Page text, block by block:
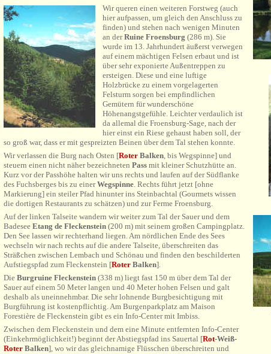
Wir queren einen weiteren Forstweg (auch
hier aufpassen, um gleich den Anschluss zu
finden) und stehen nach wenigen Minuten
an derRuine Froensburg (286 m). Sie
wurde im 13. Jahrhundert äußerst verwegen
auf einem mächtigen Felsen erbaut und ist
über sehr exponierte Außentreppen zu
ersteigen. Diese und eine luftige
Holzbrücke zu einem vorgelagerten
Felsturm sorgen bei empfindlichen
Gemütern für wunderschöne
Höhenangstgefühle. Leichter verdaulich ist
da allemal die Froensburg-Sage, nach der
hier einst ein Riese gehaust haben soll, der
so groß war, dass er mit gespreizten Beinen über dem Tal stehen konnte.
Wir verlassen die Burg nach Osten [Roter Balken, bis Wegspinne] und
steuern einen nicht näher bezeichneten Pass mit kleiner Schutzhütte an.
Kurz vor der Passhöhe halten wir uns rechts und laufen auf der Südflanke
des Fuchsberges bis zu einerWegspinne. Rechts führt jetzt [ohne
Markierung] ein steiler Pfad hinunter ins Steinbachtal (Gourmets wissen
die dortigen Restaurants zu schätzen) und zur Ferme Froensburg.
Auf der linken Talseite wandern wir weiter zum Tal der Sauer und dem
Badesee Etang de Fleckenstein (200 m) mit seinem großen Campingplatz.
Den See lassen wir rechterhand liegen. Am nördlichen Ende des Sees
wechseln wir nach rechts auf die andere Talseite, überschreiten das
Sträßchen zwischen Lembach und Schönau und finden den beschilderten
Aufstiegspfad zum Fleckenstein [Roter Balken].
Die Burgruine Fleckenstein (338 m) liegt fast 150 m über dem Tal der
Sauer auf einem 50 Meter langen und 40 Meter hohen Felsen und galt
deshalb als uneinnehmbar. Die sehr lohnende Burgbesichtigung mit
Burgführung ist kostenpflichtig. Am Burgenparkplatz am Maison
Forestière de Fleckenstein gibt es ein Info-Center mit Imbiss.
Zwischen dem Fleckenstein und dem eine Minute entfernten Info-Center
(Einkehrmöglichkeit!) beginnt der Abstiegspfad ins Sauertal [Rot-Weiß-
Roter Balken], wo wir das gleichnamige Flüsschen überschreiten und